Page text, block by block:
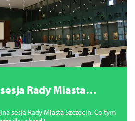
Rady Miasta
sesja Rady Miasta Szczecin. Co tym